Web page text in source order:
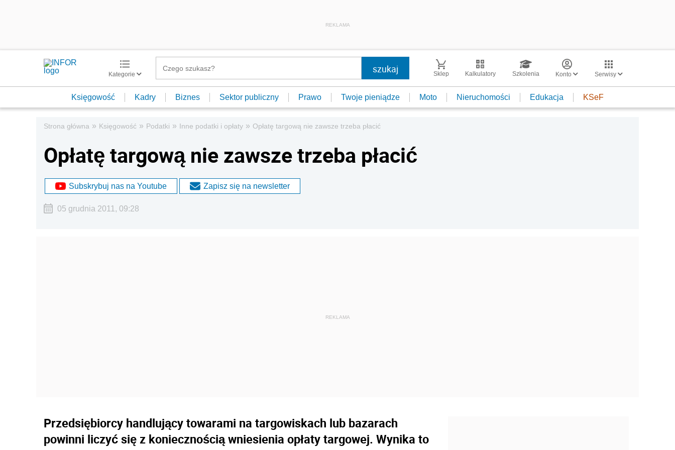
REKLAMA
Kategorie Sklep Kalkulatory Szkolenia Konto Serwisy
Księgowość Kadry Biznes Sektor publiczny Prawo Twoje pieniądze Moto Nieruchomości Edukacja KSeF
Strona główna » Księgowość » Podatki » Inne podatki i opłaty » Opłatę targową nie zawsze trzeba płacić
Opłatę targową nie zawsze trzeba płacić
Subskrybuj nas na Youtube Zapisz się na newsletter
05 grudnia 2011, 09:28
Przedsiębiorcy handlujący towarami na targowiskach lub bazarach
powinni liczyć się z koniecznością wniesienia opłaty targowej. Wynika to